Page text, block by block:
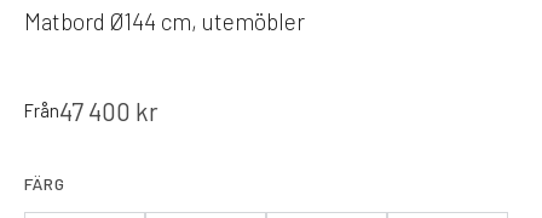
Matbord Ø144 cm, utemöbler
Från47 400 kr
FÄRG